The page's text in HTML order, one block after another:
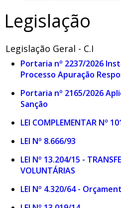
Legislação
Legislação Geral - C.I
Portaria nº 2237/2026
Processo Apuração
Portaria nº 2165/2026
Sanção
LEI COMPLEMENTAR Nº
LEI Nº 8.666/93
LEI Nº 13.204/15 -
VOLUNTÁRIAS
LEI Nº 4.320/64 -